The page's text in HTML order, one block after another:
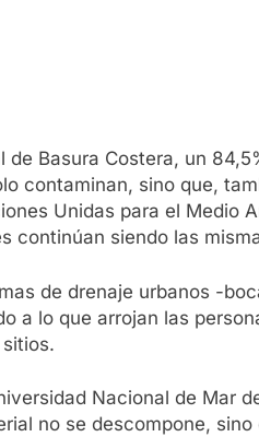
Basura Costera, un
contaminan, sino que,
Unidas para el Medio
continúan siendo las
de drenaje urbanos -
a lo que arrojan las
Nacional de Mar
no se descompone,